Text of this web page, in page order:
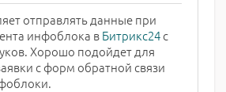
отправлять данные при
инфоблока вБитрикс24с
Хорошо подойдет для
с форм обратной связи